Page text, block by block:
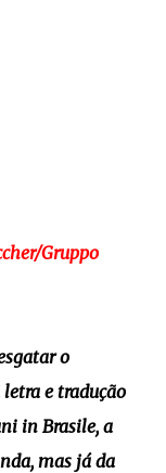
Gruppo
o
e tradução
in Brasile, a
mas já da